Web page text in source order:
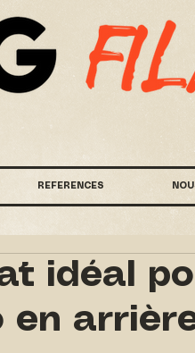
idéal
en
REFERENCES